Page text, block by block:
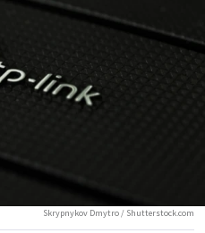
Skrypnykov Dmytro / Shutterstock.com